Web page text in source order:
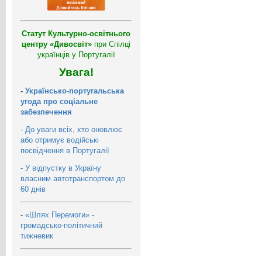
Статут Культурно-освітнього
центру «Дивосвіт» при Спілці
українців у Португалії
Увага!
- Українсько-португальська
угода про соціальне
забезпечення
- До уваги всіх, хто оновлює
або отримує водійські
посвідчення в Португалії
- У відпустку в Україну
власним автотранспортом до
60 днів
- «Шлях Перемоги» -
громадсько-політичний
тижневик